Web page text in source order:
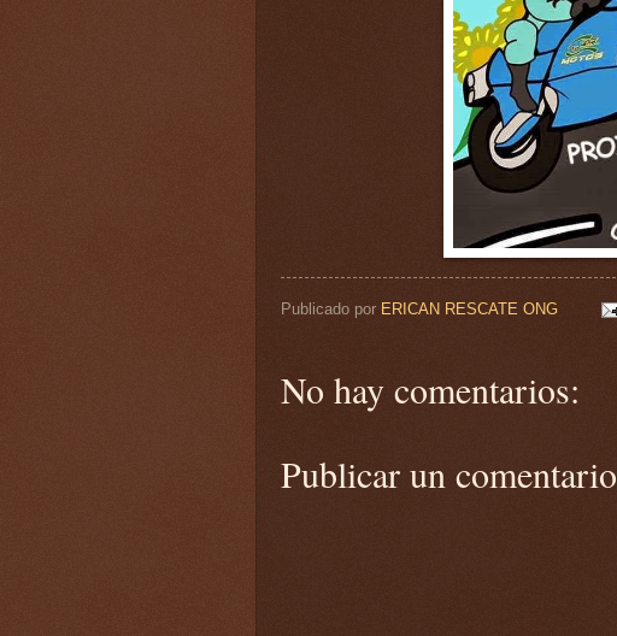
Publicado por ERICAN RESCATE ONG
No hay comentarios:
Publicar un comentario